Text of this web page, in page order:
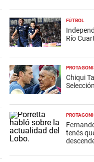
FÚTBOL
Río
Chiqui
tenés